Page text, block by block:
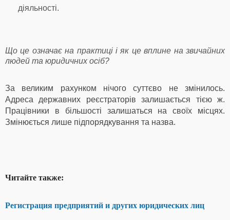
діяльності.
Що це означає на практиці і як це вплине на звичайних
людей та юридичних осіб?
За великим рахунком нічого суттєво не змінилось.
Адреса державних реєстраторів залишається тією ж.
Працівники в більшості залишаться на своїх місцях.
Змінюється лише підпорядкування та назва.
Читайте также:
Регистрация предприятий и других юридических лиц